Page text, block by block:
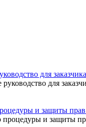
для заказчика
и защиты прав